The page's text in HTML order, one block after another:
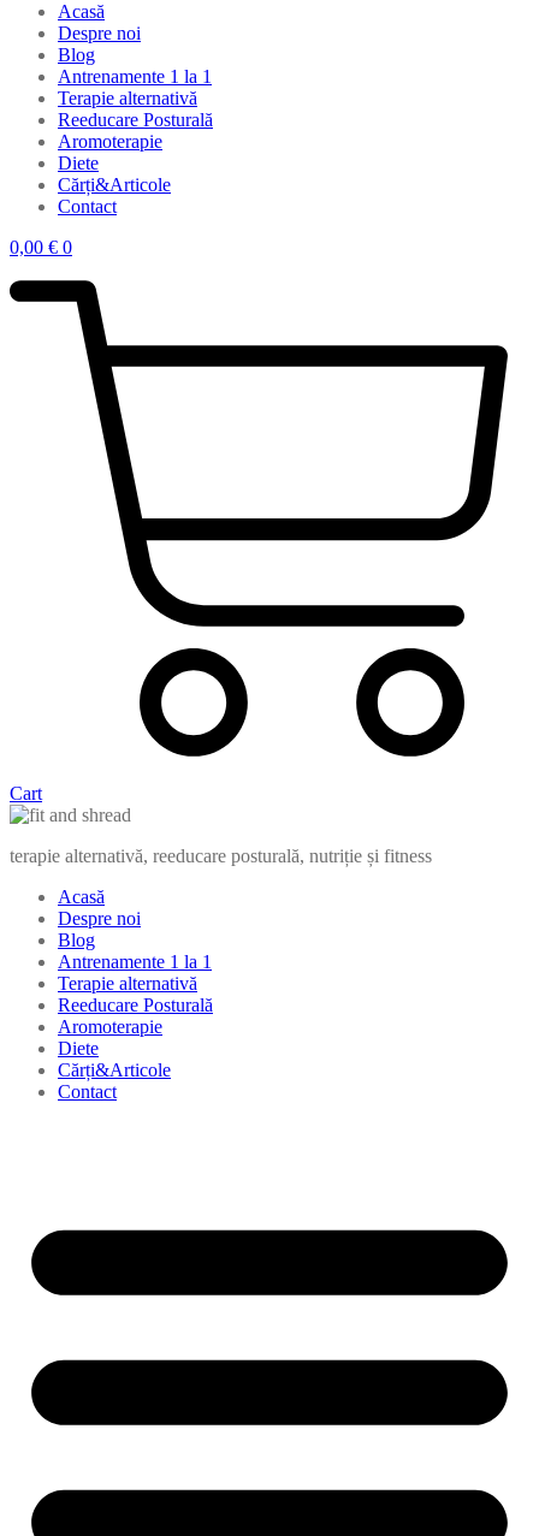
Acasă
Despre noi
Blog
Antrenamente 1 la 1
Terapie alternativă
Reeducare Posturală
Aromoterapie
Diete
Cărți&Articole
Contact
0,00 € 0
Cart
terapie alternativă, reeducare posturală, nutriție și fitness
Acasă
Despre noi
Blog
Antrenamente 1 la 1
Terapie alternativă
Reeducare Posturală
Aromoterapie
Diete
Cărți&Articole
Contact